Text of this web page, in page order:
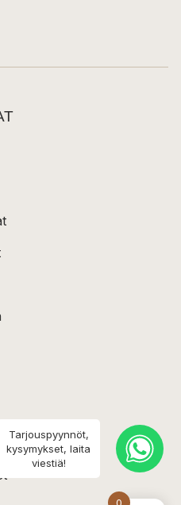
Tarjouspyynnöt,
kysymykset, laita
viestiä!